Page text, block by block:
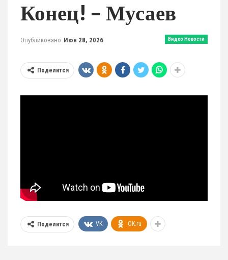
Конец! – Мусаев
Видео Новости
Опубликовано Июн 28, 2026
Поделится
Поделится VK OK.ru